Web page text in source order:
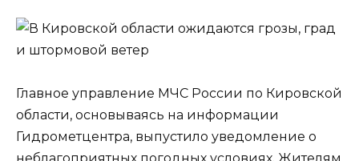
Главное управление МЧС России по Кировской
области, основываясь на информации
Гидрометцентра, выпустило уведомление о